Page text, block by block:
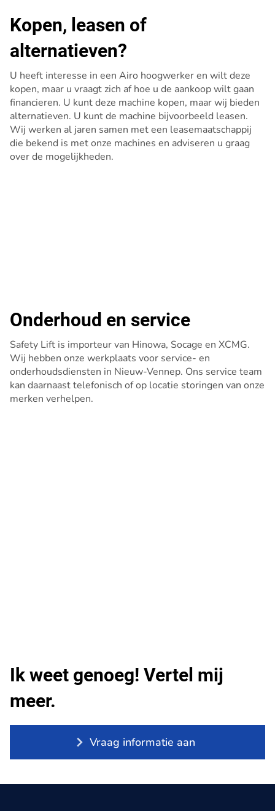
Onderhoud en service
Safety Lift is importeur van Hinowa, Socage en XCMG.
Wij hebben onze werkplaats voor service- en
onderhoudsdiensten in Nieuw-Vennep. Ons service team
kan daarnaast telefonisch of op locatie storingen van onze
merken verhelpen.
Kopen, leasen of
alternatieven?
U heeft interesse in een Airo hoogwerker en wilt deze
kopen, maar u vraagt zich af hoe u de aankoop wilt gaan
financieren. U kunt deze machine kopen, maar wij bieden
alternatieven. U kunt de machine bijvoorbeeld leasen.
Wij werken al jaren samen met een leasemaatschappij
die bekend is met onze machines en adviseren u graag
over de mogelijkheden.
Ik weet genoeg! Vertel mij
meer.
Vraag informatie aan